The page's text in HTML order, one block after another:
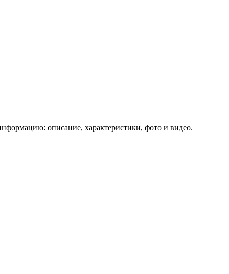
описание, характеристики, фото и видео.